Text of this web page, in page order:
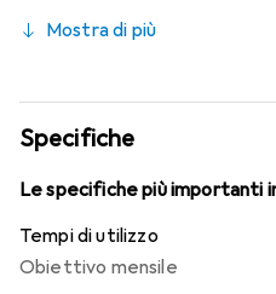
HydraGlyde Moisture Matrix
indossabilità che conosci.
durante tutto il giorno con le
Mostra di più
Specifiche
Le specifiche più importanti
Tempi di utilizzo
Obiettivo mensile